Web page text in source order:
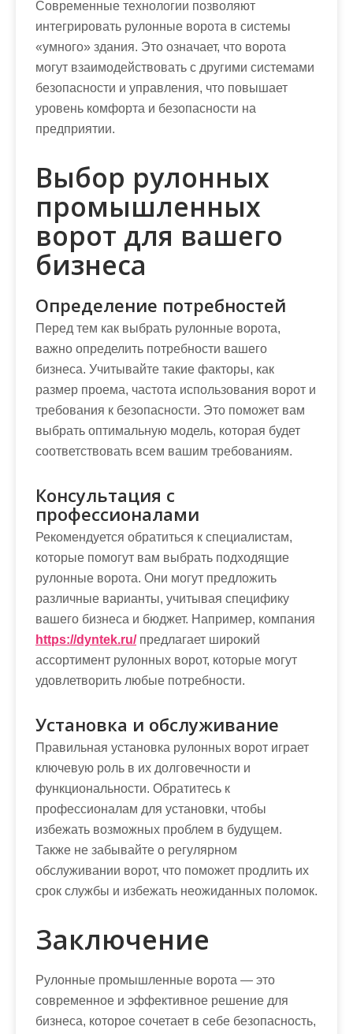
Современные технологии позволяют
интегрировать рулонные ворота в системы
«умного» здания. Это означает, что ворота
могут взаимодействовать с другими системами
безопасности и управления, что повышает
уровень комфорта и безопасности на
предприятии.
Выбор рулонных
промышленных
ворот для вашего
бизнеса
Определение потребностей
Перед тем как выбрать рулонные ворота,
важно определить потребности вашего
бизнеса. Учитывайте такие факторы, как
размер проема, частота использования ворот и
требования к безопасности. Это поможет вам
выбрать оптимальную модель, которая будет
соответствовать всем вашим требованиям.
Консультация с
профессионалами
Рекомендуется обратиться к специалистам,
которые помогут вам выбрать подходящие
рулонные ворота. Они могут предложить
различные варианты, учитывая специфику
вашего бизнеса и бюджет. Например, компания
https://dyntek.ru/предлагает широкий
ассортимент рулонных ворот, которые могут
удовлетворить любые потребности.
Установка и обслуживание
Правильная установка рулонных ворот играет
ключевую роль в их долговечности и
функциональности. Обратитесь к
профессионалам для установки, чтобы
избежать возможных проблем в будущем.
Также не забывайте о регулярном
обслуживании ворот, что поможет продлить их
срок службы и избежать неожиданных поломок.
Заключение
Рулонные промышленные ворота — это
современное и эффективное решение для
бизнеса, которое сочетает в себе безопасность,